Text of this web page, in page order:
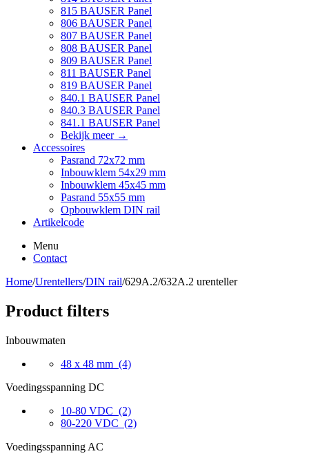
815 BAUSER Panel
806 BAUSER Panel
807 BAUSER Panel
808 BAUSER Panel
809 BAUSER Panel
811 BAUSER Panel
819 BAUSER Panel
840.1 BAUSER Panel
840.3 BAUSER Panel
841.1 BAUSER Panel
Bekijk meer →
Accessoires
Pasrand 72x72 mm
Inbouwklem 54x29 mm
Inbouwklem 45x45 mm
Pasrand 55x55 mm
Opbouwklem DIN rail
Artikelcode
Menu
Contact
Home/Urentellers/DIN rail/629A.2/632A.2 urenteller
Product filters
Inbouwmaten
48 x 48 mm (4)
Voedingsspanning DC
10-80 VDC (2)
80-220 VDC (2)
Voedingsspanning AC